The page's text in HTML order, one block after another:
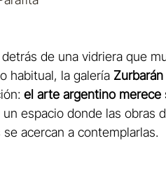
de una vidriera que
habitual, la galería Zurbarán
el arte argentino
espacio donde las obras
acercan a contemplarlas.